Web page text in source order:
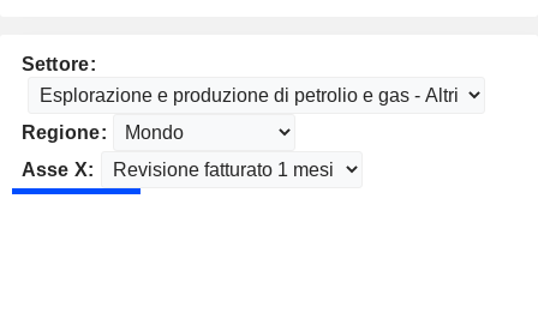
Settore:
Regione:
Asse X: